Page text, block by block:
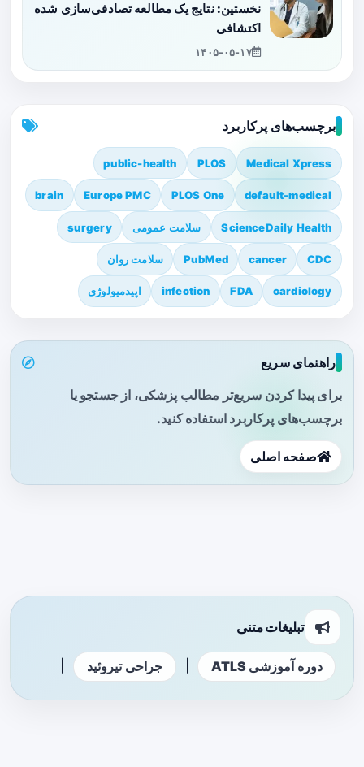
نخستین: نتایج یک مطالعه تصادفی‌سازی شده
اکتشافی
۱۴۰۵-۰۵-۱۷
برچسب‌های پرکاربرد
Medical Xpress
PLOS
public-health
default-medical
PLOS One
Europe PMC
brain
ScienceDaily Health سلامت عمومی surgery
CDC
cancer
PubMed سلامت روان
cardiology
FDA
infection اپیدمیولوژی
راهنمای سریع
برای پیدا کردن سریع‌تر مطالب پزشکی، از جستجو یا
برچسب‌های پرکاربرد استفاده کنید.
صفحه اصلی
تبلیغات متنی
دوره آموزشی ATLS جراحی تیروئید